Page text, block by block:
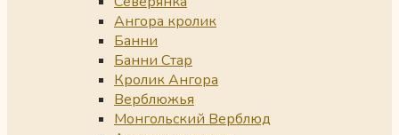
Ангора кролик
Банни
Банни Стар
Кролик Ангора
Верблюжья
Монгольский Верблюд